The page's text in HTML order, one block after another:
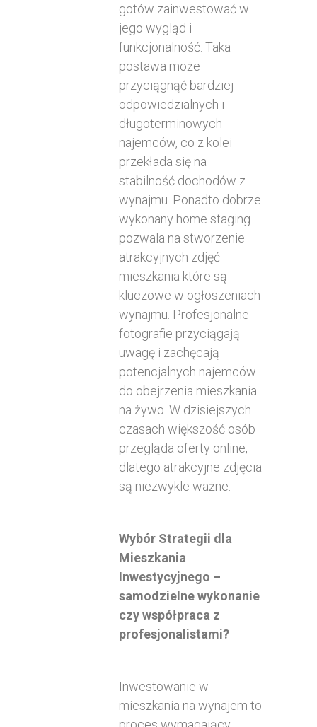
gotów zainwestować w
jego wygląd i
funkcjonalność. Taka
postawa może
przyciągnąć bardziej
odpowiedzialnych i
długoterminowych
najemców, co z kolei
przekłada się na
stabilność dochodów z
wynajmu. Ponadto dobrze
wykonany home staging
pozwala na stworzenie
atrakcyjnych zdjęć
mieszkania które są
kluczowe w ogłoszeniach
wynajmu. Profesjonalne
fotografie przyciągają
uwagę i zachęcają
potencjalnych najemców
do obejrzenia mieszkania
na żywo. W dzisiejszych
czasach większość osób
przegląda oferty online,
dlatego atrakcyjne zdjęcia
są niezwykle ważne.
Wybór Strategii dla
Mieszkania
Inwestycyjnego –
samodzielne wykonanie
czy współpraca z
profesjonalistami?
Inwestowanie w
mieszkania na wynajem to